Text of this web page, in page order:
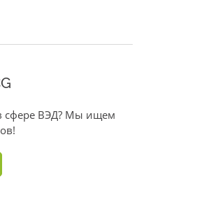
сфере ВЭД? Мы ищем